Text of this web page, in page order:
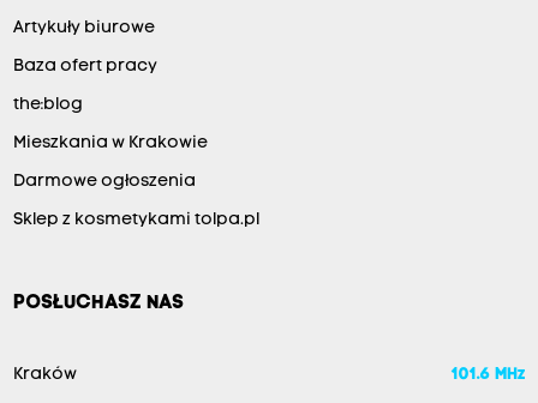
Artykuły biurowe
Baza ofert pracy
the:blog
Mieszkania w Krakowie
Darmowe ogłoszenia
Sklep z kosmetykami tolpa.pl
POSŁUCHASZ NAS
Kraków 101.6 MHz